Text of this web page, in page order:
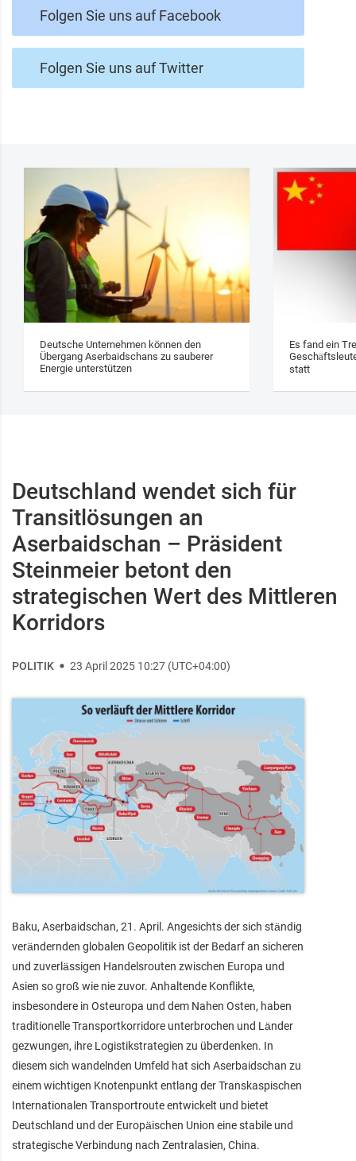
Folgen Sie uns auf Facebook
Folgen Sie uns auf Twitter
Deutsche Unternehmen können den
Übergang Aserbaidschans zu sauberer
Energie unterstützen
Es fand ein
statt
Deutschland wendet sich für
Transitlösungen an
Aserbaidschan – Präsident
Steinmeier betont den
strategischen Wert des Mittleren
Korridors
POLITIK 23 April 2025 10:27 (UTC+04:00)
Baku, Aserbaidschan, 21. April. Angesichts der sich ständig
verändernden globalen Geopolitik ist der Bedarf an sicheren
und zuverlässigen Handelsrouten zwischen Europa und
Asien so groß wie nie zuvor. Anhaltende Konflikte,
insbesondere in Osteuropa und dem Nahen Osten, haben
traditionelle Transportkorridore unterbrochen und Länder
gezwungen, ihre Logistikstrategien zu überdenken. In
diesem sich wandelnden Umfeld hat sich Aserbaidschan zu
einem wichtigen Knotenpunkt entlang der Transkaspischen
Internationalen Transportroute entwickelt und bietet
Deutschland und der Europäischen Union eine stabile und
strategische Verbindung nach Zentralasien, China.